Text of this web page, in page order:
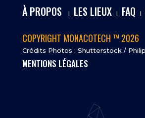
À PROPOS I LES LIEUXI FAQ I
COPYRIGHT MONACOTECH ™ 2026
Crédits Photos : Shutterstock /
MENTIONS LÉGALES